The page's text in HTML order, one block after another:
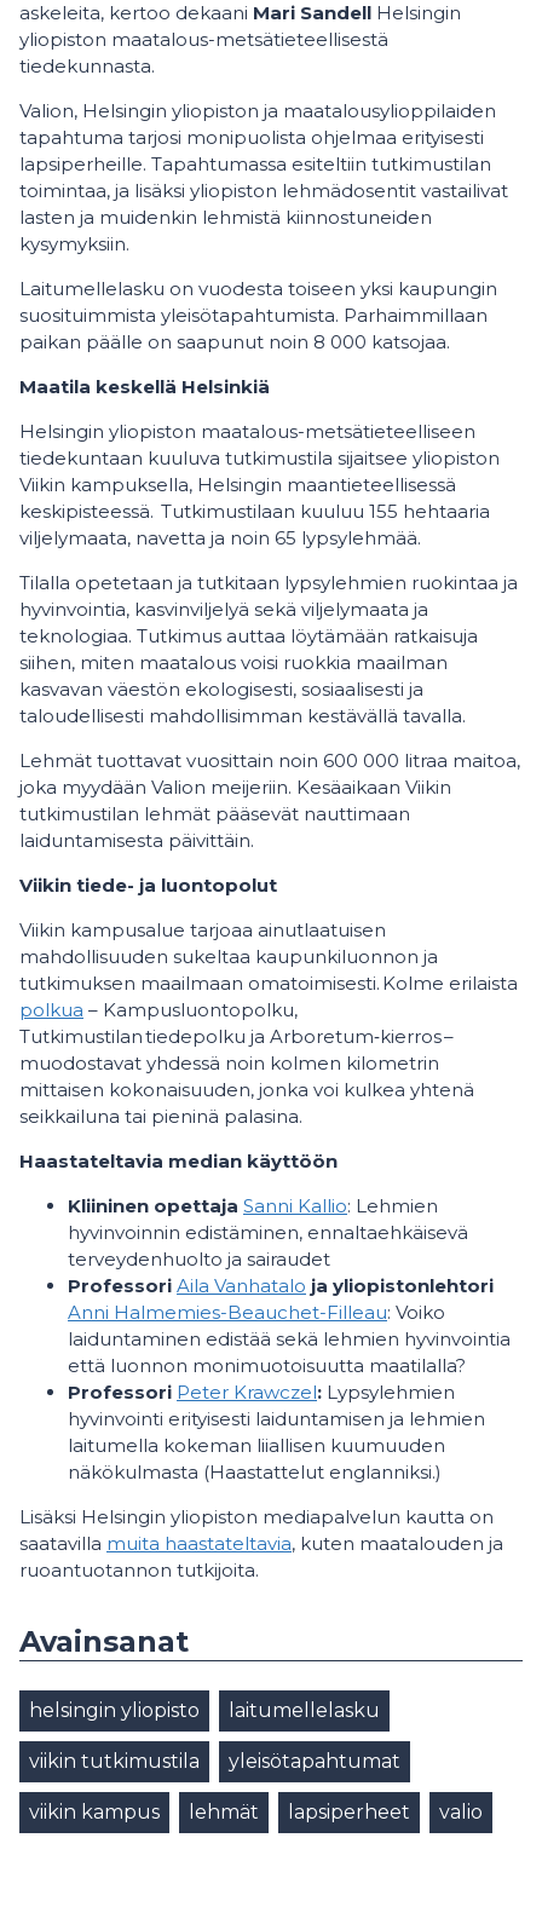
askeleita, kertoo dekaani Mari Sandell Helsingin
yliopiston maatalous-metsätieteellisestä
tiedekunnasta.
Valion, Helsingin yliopiston ja maatalousylioppilaiden
tapahtuma tarjosi monipuolista ohjelmaa erityisesti
lapsiperheille. Tapahtumassa esiteltiin tutkimustilan
toimintaa, ja lisäksi yliopiston lehmädosentit vastailivat
lasten ja muidenkin lehmistä kiinnostuneiden
kysymyksiin.
Laitumellelasku on vuodesta toiseen yksi kaupungin
suosituimmista yleisötapahtumista. Parhaimmillaan
paikan päälle on saapunut noin 8 000 katsojaa.
Maatila keskellä Helsinkiä
Helsingin yliopiston maatalous-metsätieteelliseen
tiedekuntaan kuuluva tutkimustila sijaitsee yliopiston
Viikin kampuksella, Helsingin maantieteellisessä
keskipisteessä. Tutkimustilaan kuuluu 155 hehtaaria
viljelymaata, navetta ja noin 65 lypsylehmää.
Tilalla opetetaan ja tutkitaan lypsylehmien ruokintaa ja
hyvinvointia, kasvinviljelyä sekä viljelymaata ja
teknologiaa. Tutkimus auttaa löytämään ratkaisuja
siihen, miten maatalous voisi ruokkia maailman
kasvavan väestön ekologisesti, sosiaalisesti ja
taloudellisesti mahdollisimman kestävällä tavalla.
Lehmät tuottavat vuosittain noin 600 000 litraa maitoa,
joka myydään Valion meijeriin. Kesäaikaan Viikin
tutkimustilan lehmät pääsevät nauttimaan
laiduntamisesta päivittäin.
Viikin tiede- ja luontopolut
Viikin kampusalue tarjoaa ainutlaatuisen
mahdollisuuden sukeltaa kaupunkiluonnon ja
tutkimuksen maailmaan omatoimisesti. Kolme erilaista
polkua – Kampusluontopolku,
Tutkimustilan tiedepolku ja Arboretum‑kierros –
muodostavat yhdessä noin kolmen kilometrin
mittaisen kokonaisuuden, jonka voi kulkea yhtenä
seikkailuna tai pieninä palasina.
Haastateltavia median käyttöön
Kliininen opettaja Sanni Kallio: Lehmien
hyvinvoinnin edistäminen, ennaltaehkäisevä
terveydenhuolto ja sairaudet
Professori Aila Vanhatalo ja yliopistonlehtori
Anni Halmemies-Beauchet-Filleau: Voiko
laiduntaminen edistää sekä lehmien hyvinvointia
että luonnon monimuotoisuutta maatilalla?
Professori Peter Krawczel: Lypsylehmien
hyvinvointi erityisesti laiduntamisen ja lehmien
laitumella kokeman liiallisen kuumuuden
näkökulmasta (Haastattelut englanniksi.)
Lisäksi Helsingin yliopiston mediapalvelun kautta on
saatavilla muita haastateltavia, kuten maatalouden ja
ruoantuotannon tutkijoita.
Avainsanat
helsingin yliopisto laitumellelasku
viikin tutkimustila yleisötapahtumat
viikin kampus lehmät lapsiperheet valio